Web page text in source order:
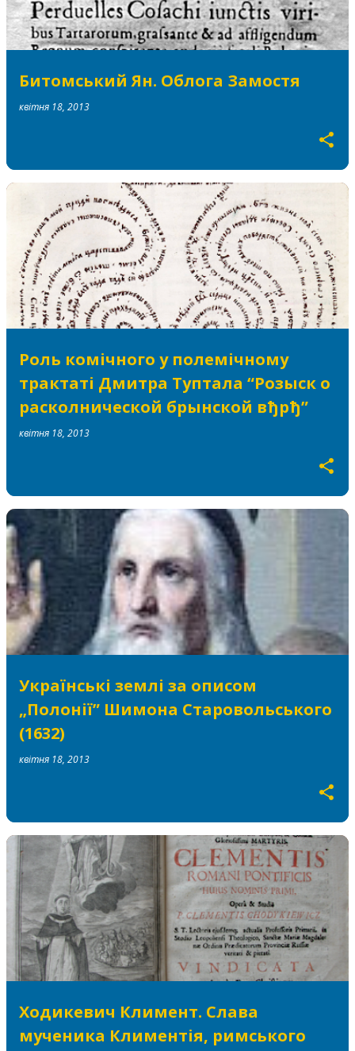
Битомський Ян. Облога Замостя
квітня 18, 2013
Роль комічного у полемічному
трактаті Дмитра Туптала “Розыск о
расколнической брынской вђрђ”
квітня 18, 2013
Українські землі за описом
„Полонії” Шимона Старовольського
(1632)
квітня 18, 2013
Ходикевич Климент. Слава
мученика Климентія, римського